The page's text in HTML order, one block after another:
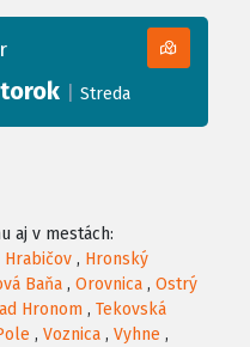
Streda
aj v mestách:
Hrabičov , Hronský
Baňa , Orovnica , Ostrý
Hronom , Tekovská
, Voznica , Vyhne ,